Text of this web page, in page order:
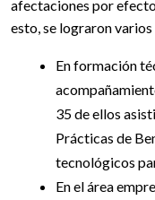
afectaciones por
esto, se lograron
En formación
35 de ellos
Prácticas de
tecnológicos
En el área